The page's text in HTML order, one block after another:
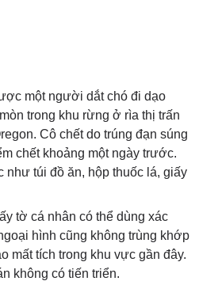
một người dắt chó đi dạo
trong khu rừng ở rìa thị trấn
Cô chết do trúng đạn súng
chết khoảng một ngày trước.
như túi đồ ăn, hộp thuốc lá, giấy
tờ cá nhân có thể dùng xác
hình cũng không trùng khớp
tích trong khu vực gần đây.
không có tiến triển.